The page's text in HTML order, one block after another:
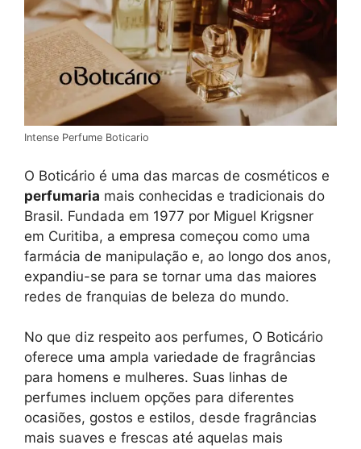
Intense Perfume Boticario
O Boticário é uma das marcas de cosméticos e
perfumaria mais conhecidas e tradicionais do
Brasil. Fundada em 1977 por Miguel Krigsner
em Curitiba, a empresa começou como uma
farmácia de manipulação e, ao longo dos anos,
expandiu-se para se tornar uma das maiores
redes de franquias de beleza do mundo.
No que diz respeito aos perfumes, O Boticário
oferece uma ampla variedade de fragrâncias
para homens e mulheres. Suas linhas de
perfumes incluem opções para diferentes
ocasiões, gostos e estilos, desde fragrâncias
mais suaves e frescas até aquelas mais